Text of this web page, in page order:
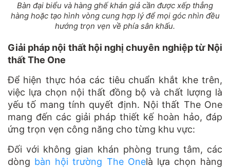
Bàn đại biểu và hàng ghế khán giả cần được xếp thẳng
hàng hoặc tạo hình vòng cung hợp lý để mọi góc nhìn đều
hướng trọn vẹn về phía sân khấu.
Giải pháp nội thất hội nghị chuyên nghiệp từ Nội
thất The One
Để hiện thực hóa các tiêu chuẩn khắt khe trên,
việc lựa chọn nội thất đồng bộ và chất lượng là
yếu tố mang tính quyết định. Nội thất The One
mang đến các giải pháp thiết kế hoàn hảo, đáp
ứng trọn vẹn công năng cho từng khu vực:
Đối với không gian khán phòng trung tâm, các
dòng bàn hội trường The Onelà lựa chọn hàng